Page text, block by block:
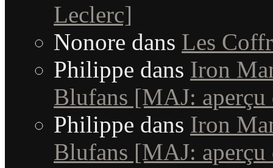
Leclerc]
Nonore dans Les
Philippe dans Iron
Blufans [MAJ: aperçu
Philippe dans Iron
Blufans [MAJ: aperçu